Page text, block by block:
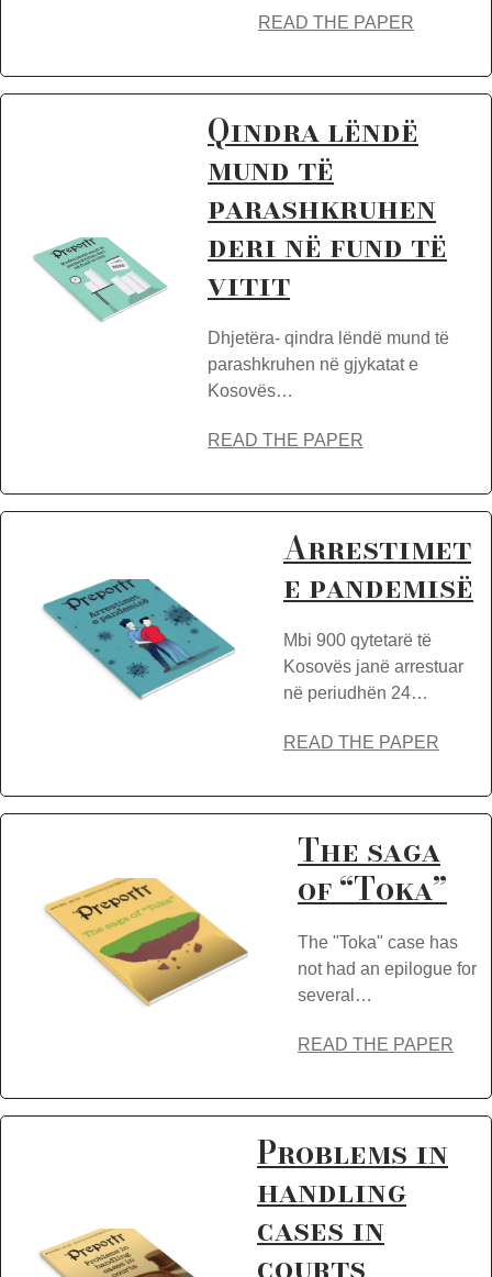
READ THE PAPER
Qindra lëndë
mund të
parashkruhen
deri në fund të
vitit
Dhjetëra- qindra lëndë mund të
parashkruhen në gjykatat e
Kosovës…
READ THE PAPER
Arrestimet
e pandemisë
Mbi 900 qytetarë të
Kosovës janë arrestuar
në periudhën 24…
READ THE PAPER
The saga
of “Toka”
The "Toka" case has
not had an epilogue for
several…
READ THE PAPER
Problems in
handling
cases in